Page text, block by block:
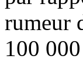
rumeur
100